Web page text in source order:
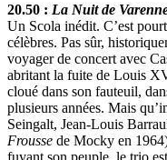
20.50 : La Nuit de
Un Scola inédit. C’est
célèbres. Pas sûr,
voyager de concert avec
abritant la fuite de Louis
cloué dans son fauteuil,
plusieurs années. Mais
Seingalt, Jean-Louis
Frousse de Mocky en
fuyant son peuple, le trio